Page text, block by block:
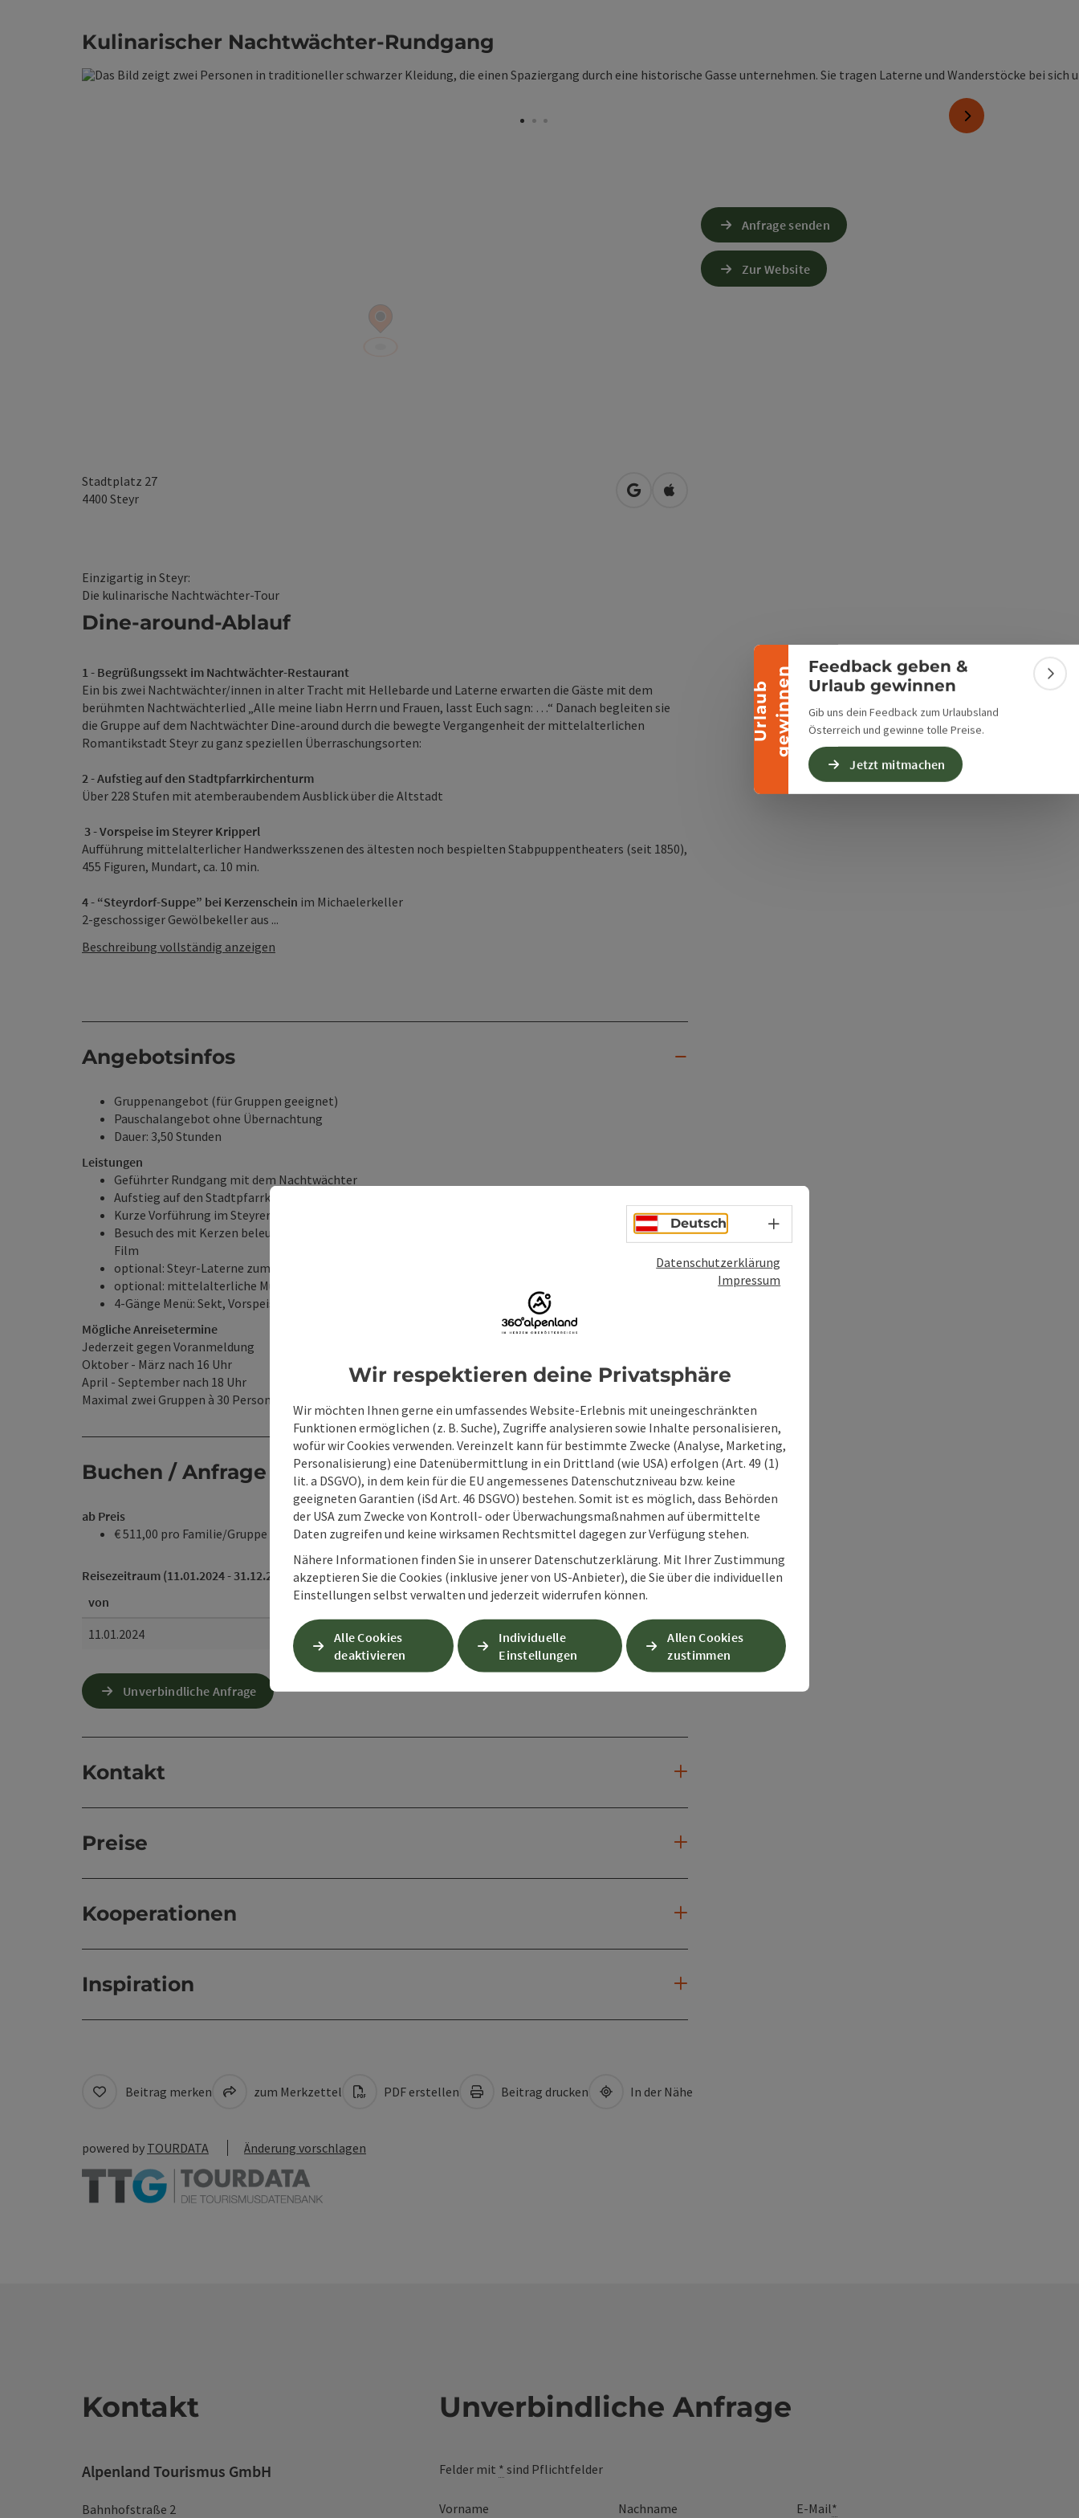
U
r
l
a
u
b
g
e
w
i
n
n
en
Banner einklappen
Feedback geben &
Urlaub gewinnen
Gib uns dein Feedback zum Urlaubsland
Österreich und gewinne tolle Preise.
Jetzt mitmachen
Kulinarischer Nachtwächter-Rundgang
nächstes Element
Stadtplatz 27
4400 Steyr in Google Maps öffnen
in Apple Maps öffnen
Einzigartig in Steyr:
Die kulinarische Nachtwächter-Tour
Dine-around-Ablauf
1 - Begrüßungssekt im Nachtwächter-Restaurant
Ein bis zwei Nachtwächter/innen in alter Tracht mit Hellebarde und Laterne erwarten die Gäste mit dem
berühmten Nachtwächterlied „Alle meine liabn Herrn und Frauen, lasst Euch sagn: …“ Danach begleiten sie
die Gruppe auf dem Nachtwächter Dine-around durch die bewegte Vergangenheit der mittelalterlichen
Romantikstadt Steyr zu ganz speziellen Überraschungsorten:
2 - Aufstieg auf den Stadtpfarrkirchenturm
Über 228 Stufen mit atemberaubendem Ausblick über die Altstadt
3 - Vorspeise im Steyrer Kripperl
Aufführung mittelalterlicher Handwerksszenen des ältesten noch bespielten Stabpuppentheaters (seit 1850),
455 Figuren, Mundart, ca. 10 min.
4 - “Steyrdorf-Suppe” bei Kerzenschein im Michaelerkeller
2-geschossiger Gewölbekeller aus ...
Beschreibung vollständig anzeigen
Angebotsinfos
Gruppenangebot (für Gruppen geeignet)
Pauschalangebot ohne Übernachtung
Dauer: 3,50 Stunden
Leistungen
Geführter Rundgang mit dem Nachtwächter
Aufstieg auf den Stadtpfarrkirchenturm
Kurze Vorführung im Steyrer Kripperl
Besuch des mit Kerzen beleuchteten Michaelerkeller, alter Gewölbekeller, Vorführung historischer Steyr
Film
optional: Steyr-Laterne zum Mitnehmen
optional: mittelalterliche Musiker im Michaelerkeller
4-Gänge Menü: Sekt, Vorspeise, Suppe, Hauptspeise und Dessert
Mögliche Anreisetermine
Jederzeit gegen Voranmeldung
Oktober - März nach 16 Uhr
April - September nach 18 Uhr
Maximal zwei Gruppen à 30 Personen gleichzeitig
Buchen / Anfrage
ab Preis
€ 511,00 pro Familie/Gruppe
Reisezeitraum (11.01.2024 - 31.12.2029)
von
bis
11.01.2024
31.12.2029
Unverbindliche Anfrage
Kontakt
Preise
Kooperationen
Inspiration
Anfrage senden
Zur Website
Beitrag merken zum Merkzettel PDF erstellen Beitrag drucken In der Nähe
powered by TOURDATA Änderung vorschlagen
Kontakt
Alpenland Tourismus GmbH
Bahnhofstraße 2
Unverbindliche Anfrage
Felder mit * sind Pflichtfelder
Vorname Nachname E-Mail*
Deutsch Sprachwahl - Menü öffnen
Datenschutzerklärung
Impressum
Wir respektieren deine Privatsphäre
Wir möchten Ihnen gerne ein umfassendes Website-Erlebnis mit uneingeschränkten
Funktionen ermöglichen (z. B. Suche), Zugriffe analysieren sowie Inhalte personalisieren,
wofür wir Cookies verwenden. Vereinzelt kann für bestimmte Zwecke (Analyse, Marketing,
Personalisierung) eine Datenübermittlung in ein Drittland (wie USA) erfolgen (Art. 49 (1)
lit. a DSGVO), in dem kein für die EU angemessenes Datenschutzniveau bzw. keine
geeigneten Garantien (iSd Art. 46 DSGVO) bestehen. Somit ist es möglich, dass Behörden
der USA zum Zwecke von Kontroll- oder Überwachungsmaßnahmen auf übermittelte
Daten zugreifen und keine wirksamen Rechtsmittel dagegen zur Verfügung stehen.
Nähere Informationen finden Sie in unserer Datenschutzerklärung. Mit Ihrer Zustimmung
akzeptieren Sie die Cookies (inklusive jener von US-Anbieter), die Sie über die individuellen
Einstellungen selbst verwalten und jederzeit widerrufen können.
Alle Cookies
deaktivieren
Individuelle
Einstellungen
Allen Cookies
zustimmen